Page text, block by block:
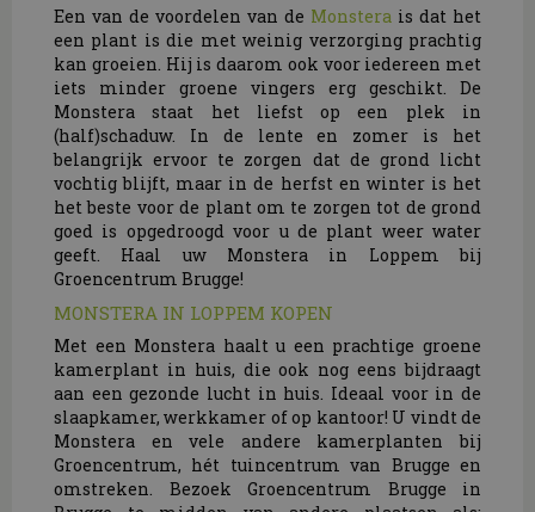
Een van de voordelen van de Monstera is dat het
een plant is die met weinig verzorging prachtig
kan groeien. Hij is daarom ook voor iedereen met
iets minder groene vingers erg geschikt. De
Monstera staat het liefst op een plek in
(half)schaduw. In de lente en zomer is het
belangrijk ervoor te zorgen dat de grond licht
vochtig blijft, maar in de herfst en winter is het
het beste voor de plant om te zorgen tot de grond
goed is opgedroogd voor u de plant weer water
geeft. Haal uw Monstera in Loppem bij
Groencentrum Brugge!
MONSTERA IN LOPPEM KOPEN
Met een Monstera haalt u een prachtige groene
kamerplant in huis, die ook nog eens bijdraagt
aan een gezonde lucht in huis. Ideaal voor in de
slaapkamer, werkkamer of op kantoor! U vindt de
Monstera en vele andere kamerplanten bij
Groencentrum, hét tuincentrum van Brugge en
omstreken. Bezoek Groencentrum Brugge in